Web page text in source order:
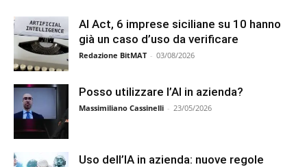
AI Act, 6 imprese siciliane su 10 hanno
già un caso d’uso da verificare
Redazione BitMAT - 03/08/2026
Posso utilizzare l’AI in azienda?
Massimiliano Cassinelli - 23/05/2026
Uso dell’IA in azienda: nuove regole